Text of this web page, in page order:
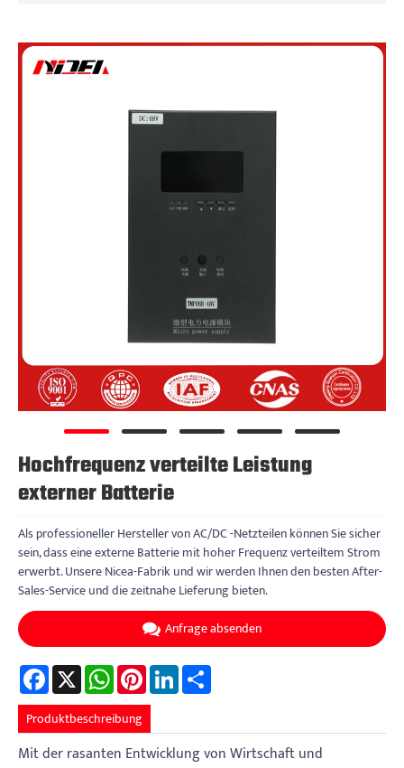
Hochfrequenz verteilte Leistung
externer Batterie
Als professioneller Hersteller von AC/DC -Netzteilen können Sie sicher
sein, dass eine externe Batterie mit hoher Frequenz verteiltem Strom
erwerbt. Unsere Nicea-Fabrik und wir werden Ihnen den besten After-
Sales-Service und die zeitnahe Lieferung bieten.
Anfrage absenden
Facebook
X WhatsAppPinterestLinkedIn
Produktbeschreibung
Mit der rasanten Entwicklung von Wirtschaft und